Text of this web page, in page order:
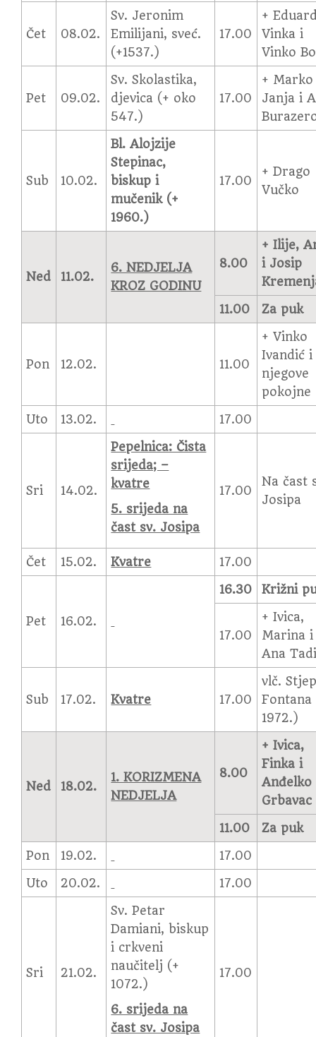
Čet 08.02.
Sv. Jeronim
Emilijani, sveć.
(+1537.)
17.00
+
Vinka i
Vinko
Pet 09.02.
Sv. Skolastika,
djevica (+ oko
547.)
17.00
+ Marko
Janja i
Sub 10.02.
Bl. Alojzije
Stepinac,
biskup i
mučenik (+
1960.)
17.00
+ Drago
Vučko
Ned 11.02.
6. NEDJELJA
KROZ GODINU
8.00
+ Ilije,
i Josip
11.00
Za puk
Pon 12.02. 11.00
+ Vinko
Ivandić i
njegove
pokojne
Uto
13.02. 17.00
Sri 14.02.
Pepelnica: Čista
srijeda; –
kvatre
5. srijeda na
čast sv. Josipa
17.00
Na čast
Josipa
Čet 15.02. Kvatre 17.00
Pet 16.02.
16.30 Križni
17.00
+ Ivica,
Marina i
Ana
Sub 17.02. Kvatre 17.00
vlč.
Fontana
1972.)
Ned 18.02.
1. KORIZMENA
NEDJELJA
8.00
+ Ivica,
Finka i
Anđelko
Grbavac
11.00
Za puk
Pon
19.02.
17.00
Uto
20.02. 17.00
Sri 21.02.
Sv. Petar
Damiani, biskup
i crkveni
naučitelj (+
1072.)
6. srijeda na
čast sv. Josipa
17.00